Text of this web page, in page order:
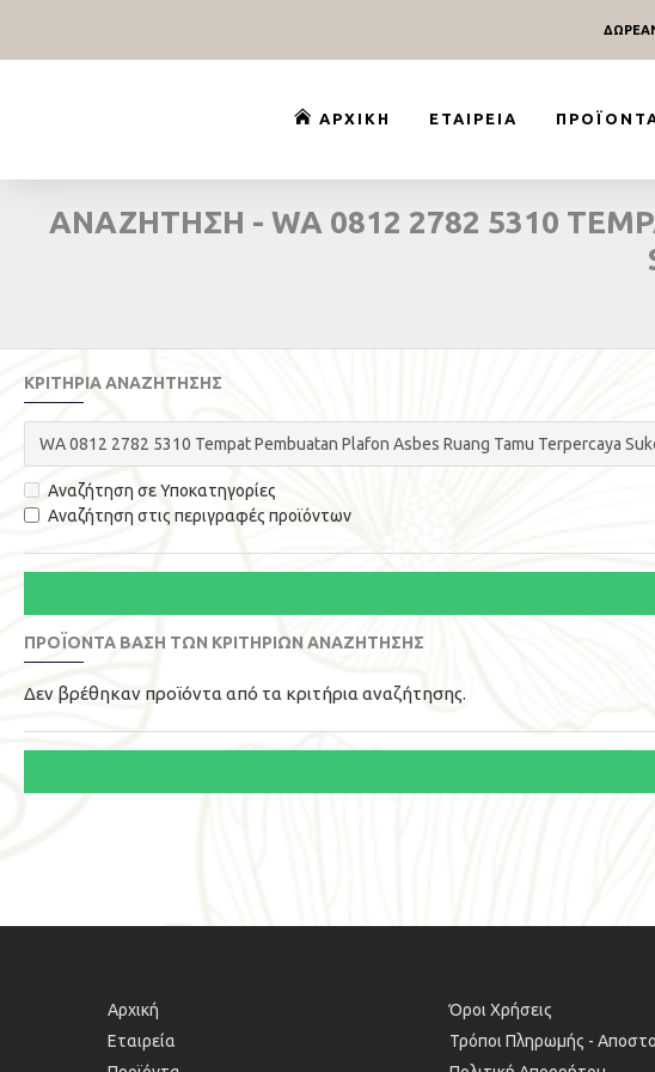
ΑΡΧΙΚΉ ΕΤΑΙΡΕΊΑ
ΑΝΑΖΉΤΗΣΗ - WA 0812 2782 5310
ΚΡΙΤΉΡΙΑ ΑΝΑΖΉΤΗΣΗΣ
Αναζήτηση σε Υποκατηγορίες
Αναζήτηση στις περιγραφές προϊόντων
ΠΡΟΪΌΝΤΑ ΒΆΣΗ ΤΩΝ ΚΡΙΤΗΡΙΩΝ ΑΝΑΖΉΤΗΣΗΣ
Δεν βρέθηκαν προϊόντα από τα κριτήρια αναζήτησης.
Αρχική
Εταιρεία
Όροι Χρήσεις
Τρόποι Πληρωμής -